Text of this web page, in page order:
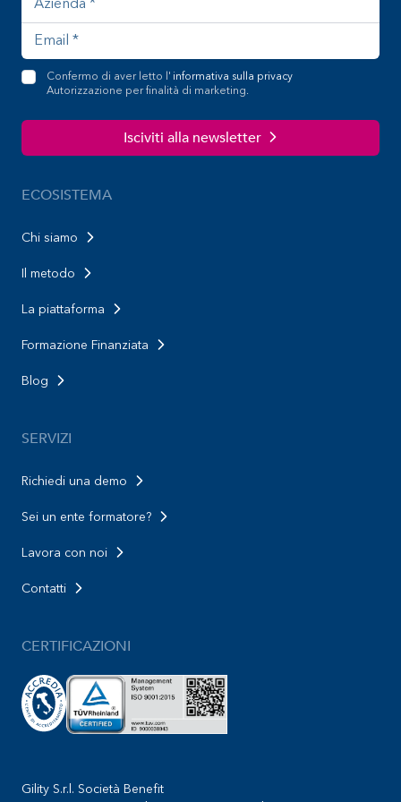
Confermo di aver letto l' informativa sulla privacy
Autorizzazione per finalità di marketing.
Isciviti alla newsletter
ECOSISTEMA
Chi siamo
Il metodo
La piattaforma
Formazione Finanziata
Blog
SERVIZI
Richiedi una demo
Sei un ente formatore?
Lavora con noi
Contatti
CERTIFICAZIONI
Gility S.r.l. Società Benefit